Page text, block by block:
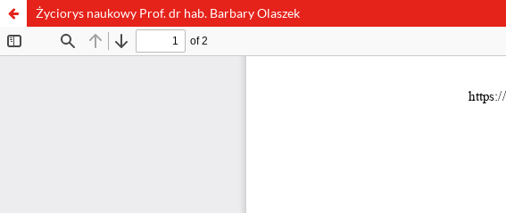
Życiorys naukowy Prof. dr hab. Barbary Olaszek